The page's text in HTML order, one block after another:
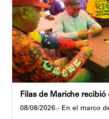
08/08/2026.- En el marco